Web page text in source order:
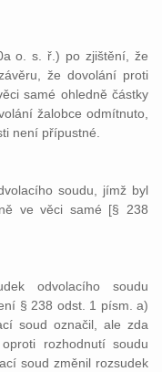
o. s. ř.) po zjištění, že
že dovolání proti
samé ohledně částky
žalobce odmítnuto,
není přípustné.
soudu, jímž byl
ve věci samé [§ 238
odvolacího soudu
§ 238 odst. 1 písm. a)
soud označil, ale zda
rozhodnutí soudu
soud změnil rozsudek